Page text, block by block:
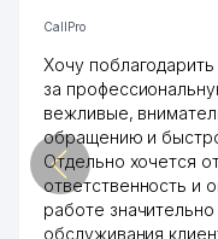
CallPro
Хочу
за
вежливые,
обращению и
Отдельно хочется
ответственность и
работе
обслуживания